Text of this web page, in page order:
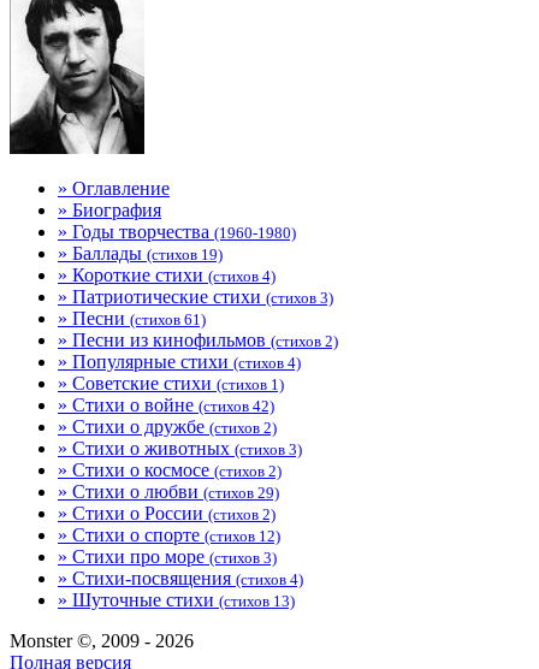
» Оглавление
» Биография
» Годы творчества (1960-1980)
» Баллады (стихов 19)
» Короткие стихи (стихов 4)
» Патриотические стихи (стихов 3)
» Песни (стихов 61)
» Песни из кинофильмов (стихов 2)
» Популярные стихи (стихов 4)
» Советские стихи (стихов 1)
» Стихи о войне (стихов 42)
» Стихи о дружбе (стихов 2)
» Стихи о животных (стихов 3)
» Стихи о космосе (стихов 2)
» Стихи о любви (стихов 29)
» Стихи о России (стихов 2)
» Стихи о спорте (стихов 12)
» Стихи про море (стихов 3)
» Стихи-посвящения (стихов 4)
» Шуточные стихи (стихов 13)
Monster ©, 2009 - 2026
Полная версия